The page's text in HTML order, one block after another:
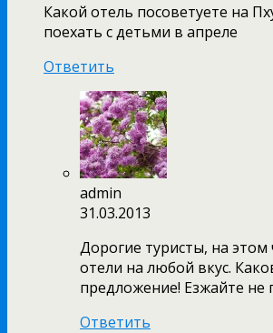
Какой отель посоветуете на
поехать с детьми в апреле
Ответить
admin
31.03.2013
Дорогие туристы, на
отели на любой вкус.
предложение! Езжайте не
Ответить